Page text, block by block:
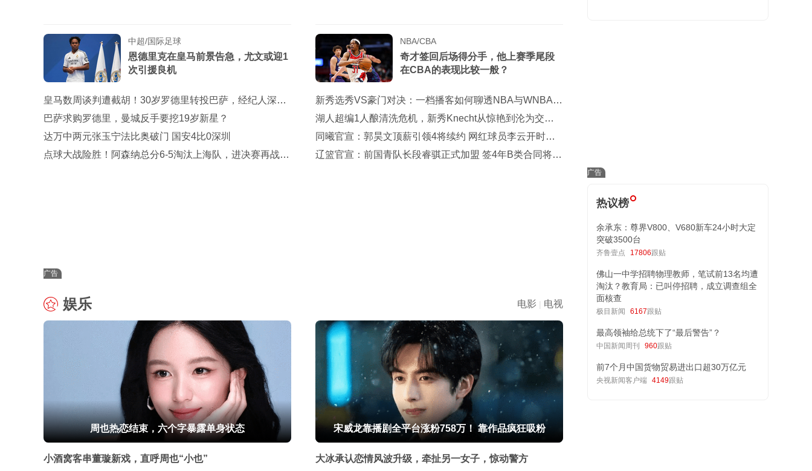
中超/国际足球
恩德里克在皇马前景告急，尤文或迎1
次引援良机
皇马数周谈判遭截胡！30岁罗德里转投巴萨，经纪人深夜
官宣
巴萨求购罗德里，曼城反手要挖19岁新星？
达万中两元张玉宁法比奥破门 国安4比0深圳
点球大战险胜！阿森纳总分6-5淘汰上海队，进决赛再战
NBA/CBA
奇才签回后场得分手，他上赛季尾段
在CBA的表现比较一般？
新秀选秀VS豪门对决：一档播客如何聊透NBA与WNBA五
大悬念
湖人超编1人酿清洗危机，新秀Knecht从惊艳到沦为交易
筹码
同曦官宣：郭昊文顶薪引领4将续约 网红球员李云开时隔
一年回归
辽篮官宣：前国青队长段睿骐正式加盟 签4年B类合同将穿
广告
娱乐 电影 | 电视
周也热恋结束，六个字暴露单身状态
小酒窝客串董璇新戏，直呼周也“小也”
宋威龙靠播剧全平台涨粉758万！ 靠作品疯狂吸粉
大冰承认恋情风波升级，牵扯另一女子，惊动警方
热议榜
余承东：尊界V800、V680新车24小时大定
突破3500台
齐鲁壹点 17806跟贴
佛山一中学招聘物理教师，笔试前13名均遭
淘汰？教育局：已叫停招聘，成立调查组全
面核查
极目新闻 6167跟贴
最高领袖给总统下了“最后警告”？
中国新闻周刊 960跟贴
前7个月中国货物贸易进出口超30万亿元
央视新闻客户端 4149跟贴